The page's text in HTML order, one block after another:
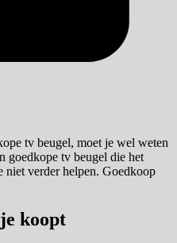
tv beugel, moet je wel weten
goedkope tv beugel die het
niet verder helpen. Goedkoop
koopt